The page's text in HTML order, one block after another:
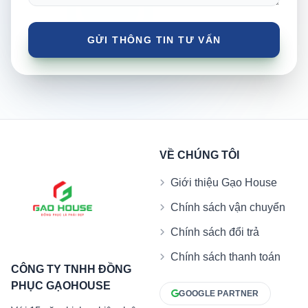
CÔNG TY TNHH ĐỒNG
PHỤC GẠOHOUSE
VỀ CHÚNG TÔI
Giới thiệu Gạo House
Chính sách vận chuyển
Chính sách đổi trả
Chính sách thanh toán
GOOGLE PARTNER